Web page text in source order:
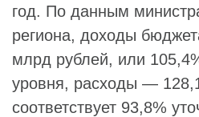
год. По данным
региона, доходы
млрд рублей, или
уровня, расходы —
соответствует 93,8%